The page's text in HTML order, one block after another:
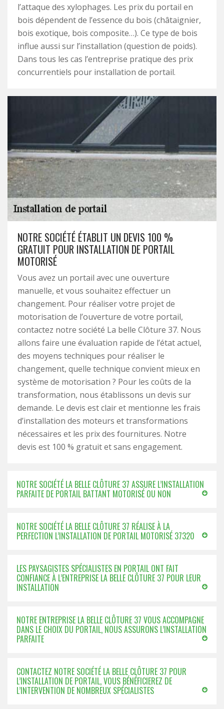
l’attaque des xylophages. Les prix du portail en
bois dépendent de l’essence du bois (châtaignier,
bois exotique, bois composite…). Ce type de bois
influe aussi sur l’installation (question de poids).
Dans tous les cas l’entreprise pratique des prix
concurrentiels pour installation de portail.
NOTRE SOCIÉTÉ ÉTABLIT UN DEVIS 100 %
GRATUIT POUR INSTALLATION DE PORTAIL
MOTORISÉ
Vous avez un portail avec une ouverture
manuelle, et vous souhaitez effectuer un
changement. Pour réaliser votre projet de
motorisation de l’ouverture de votre portail,
contactez notre société La belle Clôture 37. Nous
allons faire une évaluation rapide de l’état actuel,
des moyens techniques pour réaliser le
changement, quelle technique convient mieux en
système de motorisation ? Pour les coûts de la
transformation, nous établissons un devis sur
demande. Le devis est clair et mentionne les frais
d’installation des moteurs et transformations
nécessaires et les prix des fournitures. Notre
devis est 100 % gratuit et sans engagement.
NOTRE SOCIÉTÉ LA BELLE CLÔTURE 37 ASSURE L’INSTALLATION
PARFAITE DE PORTAIL BATTANT MOTORISÉ OU NON
NOTRE SOCIÉTÉ LA BELLE CLÔTURE 37 RÉALISE À LA
PERFECTION L’INSTALLATION DE PORTAIL MOTORISÉ 37320
LES PAYSAGISTES SPÉCIALISTES EN PORTAIL ONT FAIT
CONFIANCE À L’ENTREPRISE LA BELLE CLÔTURE 37 POUR LEUR
INSTALLATION
NOTRE ENTREPRISE LA BELLE CLÔTURE 37 VOUS ACCOMPAGNE
DANS LE CHOIX DU PORTAIL, NOUS ASSURONS L’INSTALLATION
PARFAITE
CONTACTEZ NOTRE SOCIÉTÉ LA BELLE CLÔTURE 37 POUR
L’INSTALLATION DE PORTAIL, VOUS BÉNÉFICIEREZ DE
L’INTERVENTION DE NOMBREUX SPÉCIALISTES